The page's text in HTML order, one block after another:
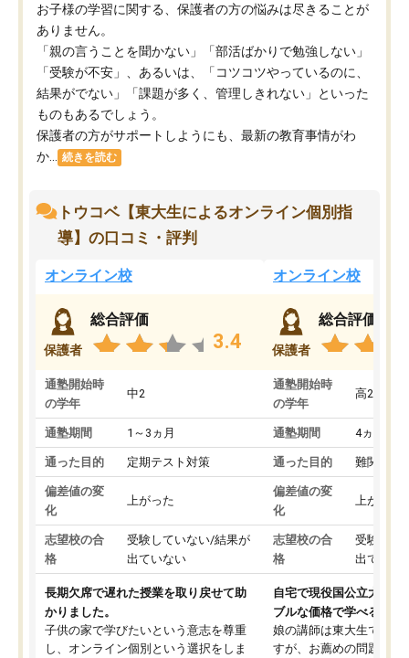
お子様の学習に関する、保護者の方の悩みは尽きることが
ありません。
「親の言うことを聞かない」「部活ばかりで勉強しない」
「受験が不安」、あるいは、「コツコツやっているのに、
結果がでない」「課題が多く、管理しきれない」といった
ものもあるでしょう。
保護者の方がサポートしようにも、最新の教育事情がわ
か...
続きを読む
トウコベ【東大生によるオンライン個別指
導】の口コミ・評判
オンライン校
保護者
総合評価
3.4
通塾開始時
の学年
中2
通塾期間 1～3ヵ月
通った目的 定期テスト対策
偏差値の変
化
上がった
志望校の合
格
受験していない/結果が
出ていない
長期欠席で遅れた授業を取り戻せて助
かりました。
子供の家で学びたいという意志を尊重
し、オンライン個別という選択をしま
オンライン校
保護者
総合評価
通塾開始時
の学年
高2
通塾期間 4ヵ月～1
通った目的 難関私立
偏差値の変
化
上がった
志望校の合
格
受験して
出ていな
自宅で現役国公立大学生
ブルな価格で学べる
娘の講師は東大生では無
すが、お薦めの問題集や